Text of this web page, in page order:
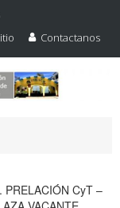
Contactanos
PRELACIÓN CyT –